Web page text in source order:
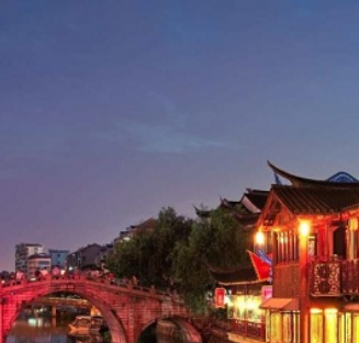
Cổ trấn Chu Gia Giác nằm tại quận Thanh
tiếng với hai điểm đặc biệt: "một ngọn
có thể chiêm
rũ và thú vị, tạo ra không gian tĩnh
đất nước có nền văn hóa độc đáo
trúc độc đáo với hơn 26 ngõ hẻm
đường thông, và đường nối hẻm, tạo